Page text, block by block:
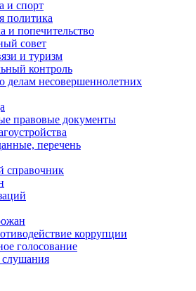
и спорт
политика
и попечительство
совет
и туризм
контроль
делам несовершеннолетних
правовые документы
перечень
справочник
коррупции
голосование